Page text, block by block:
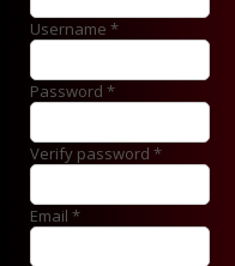
Username *
Password *
Verify password *
Email *